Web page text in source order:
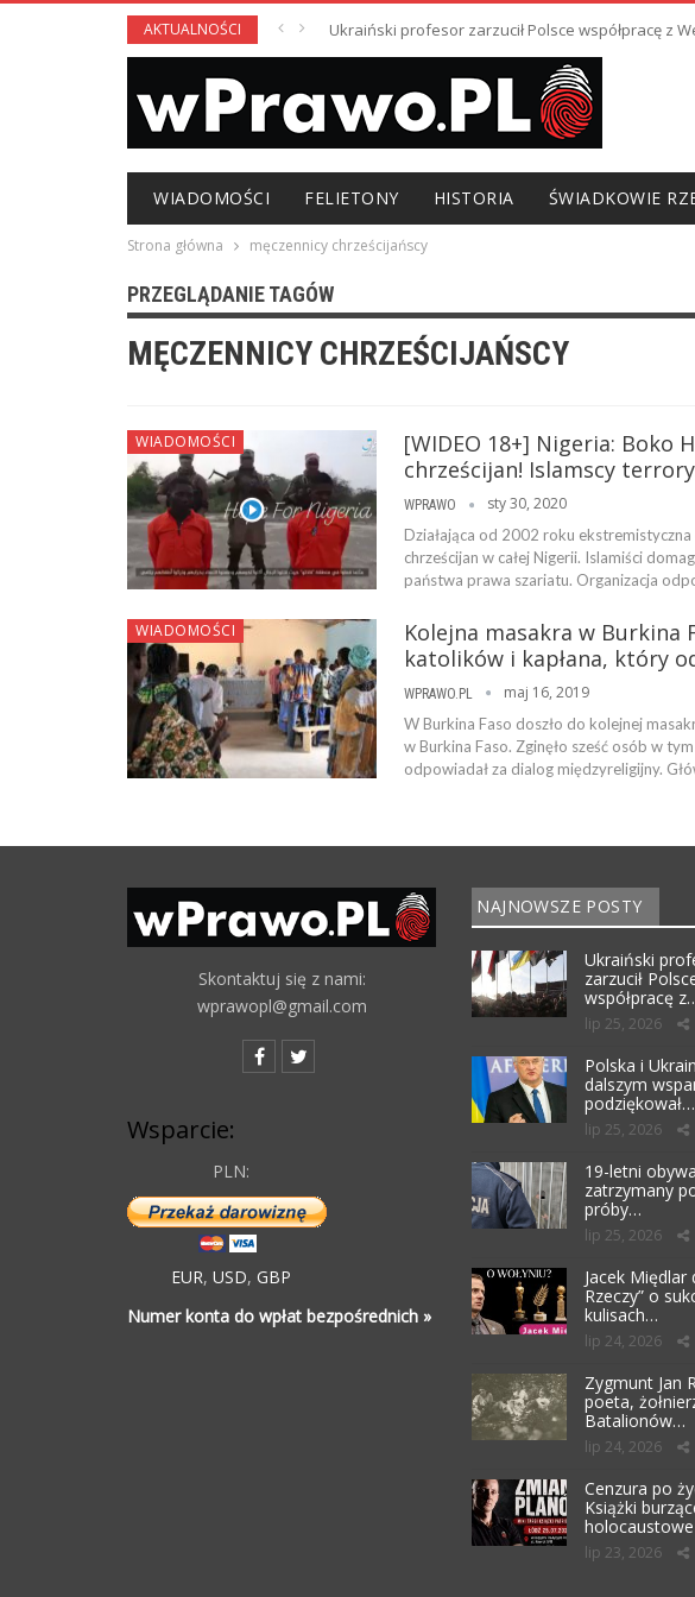
AKTUALNOŚCI Ukraiński profesor zarzucił Polsce współpracę z
WIADOMOŚCI FELIETONY HISTORIA ŚWIADKOWIE
Strona główna męczennicy chrześcijańscy
PRZEGLĄDANIE TAGÓW
MĘCZENNICY CHRZEŚCIJAŃSCY
WIADOMOŚCI
[WIDEO 18+] Nigeria: Boko
chrześcijan! Islamscy
WPRAWO sty 30, 2020
Działająca od 2002 roku
chrześcijan w całej Nigerii. Islamiści
państwa prawa szariatu. Organizacja
WIADOMOŚCI
Kolejna masakra w Burkina
katolików i kapłana, który
WPRAWO.PL maj 16, 2019
W Burkina Faso doszło do kolejnej
w Burkina Faso. Zginęło sześć osób w
odpowiadał za dialog międzyreligijny.
Skontaktuj się z nami:
wprawopl@gmail.com
Wsparcie:
PLN:
EUR, USD, GBP
Numer konta do wpłat bezpośrednich »
NAJNOWSZE POSTY
Ukraiński
zarzucił
współpracę
lip 25, 2026
Polska i
dalszym
podziękował…
lip 25, 2026
19-letni
zatrzymany
próby…
lip 25, 2026
Jacek Międlar
Rzeczy” o
kulisach…
lip 24, 2026
Zygmunt Jan
poeta,
Batalionów…
lip 24, 2026
Cenzura po
Książki
lip 23, 2026